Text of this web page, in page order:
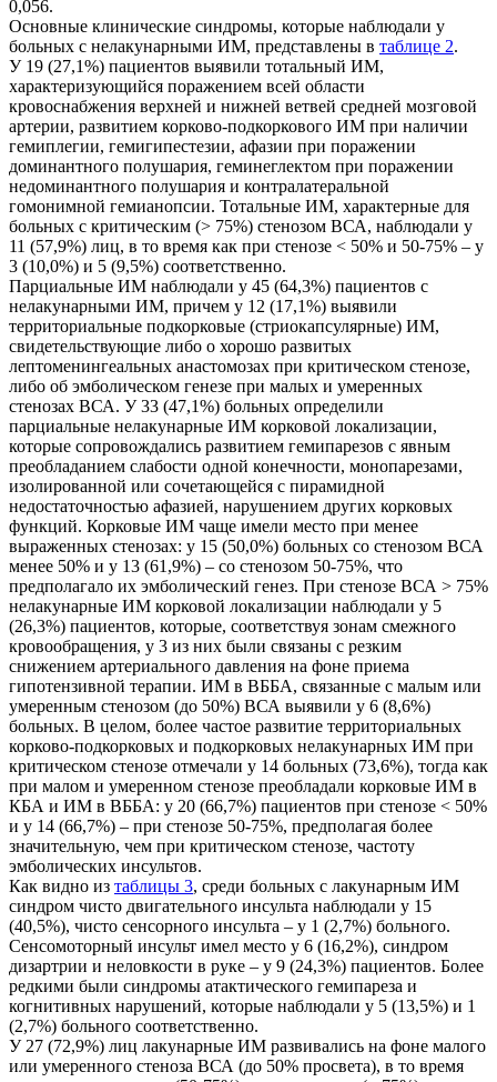
0,056.
Основные клинические синдромы, которые наблюдали у
больных с нелакунарными ИМ, представлены в таблице 2.
У 19 (27,1%) пациентов выявили тотальный ИМ,
характеризующийся поражением всей области
кровоснабжения верхней и нижней ветвей средней мозговой
артерии, развитием корково-подкоркового ИМ при наличии
гемиплегии, гемигипестезии, афазии при поражении
доминантного полушария, геминеглектом при поражении
недоминантного полушария и контралатеральной
гомонимной гемианопсии. Тотальные ИМ, характерные для
больных с критическим (> 75%) стенозом ВСА, наблюдали у
11 (57,9%) лиц, в то время как при стенозе < 50% и 50-75% – у
3 (10,0%) и 5 (9,5%) соответственно.
Парциальные ИМ наблюдали у 45 (64,3%) пациентов с
нелакунарными ИМ, причем у 12 (17,1%) выявили
территориальные подкорковые (стриокапсулярные) ИМ,
свидетельствующие либо о хорошо развитых
лептоменингеальных анастомозах при критическом стенозе,
либо об эмболическом генезе при малых и умеренных
стенозах ВСА. У 33 (47,1%) больных определили
парциальные нелакунарные ИМ корковой локализации,
которые сопровождались развитием гемипарезов с явным
преобладанием слабости одной конечности, монопарезами,
изолированной или сочетающейся с пирамидной
недостаточностью афазией, нарушением других корковых
функций. Корковые ИМ чаще имели место при менее
выраженных стенозах: у 15 (50,0%) больных со стенозом ВСА
менее 50% и у 13 (61,9%) – со стенозом 50-75%, что
предполагало их эмболический генез. При стенозе ВСА > 75%
нелакунарные ИМ корковой локализации наблюдали у 5
(26,3%) пациентов, которые, соответствуя зонам смежного
кровообращения, у 3 из них были связаны с резким
снижением артериального давления на фоне приема
гипотензивной терапии. ИМ в ВББА, связанные с малым или
умеренным стенозом (до 50%) ВСА выявили у 6 (8,6%)
больных. В целом, более частое развитие территориальных
корково-подкорковых и подкорковых нелакунарных ИМ при
критическом стенозе отмечали у 14 больных (73,6%), тогда как
при малом и умеренном стенозе преобладали корковые ИМ в
КБА и ИМ в ВББА: у 20 (66,7%) пациентов при стенозе < 50%
и у 14 (66,7%) – при стенозе 50-75%, предполагая более
значительную, чем при критическом стенозе, частоту
эмболических инсультов.
Как видно из таблицы 3, среди больных с лакунарным ИМ
синдром чисто двигательного инсульта наблюдали у 15
(40,5%), чисто сенсорного инсульта – у 1 (2,7%) больного.
Сенсомоторный инсульт имел место у 6 (16,2%), синдром
дизартрии и неловкости в руке – у 9 (24,3%) пациентов. Более
редкими были синдромы атактического гемипареза и
когнитивных нарушений, которые наблюдали у 5 (13,5%) и 1
(2,7%) больного соответственно.
У 27 (72,9%) лиц лакунарные ИМ развивались на фоне малого
или умеренного стеноза ВСА (до 50% просвета), в то время